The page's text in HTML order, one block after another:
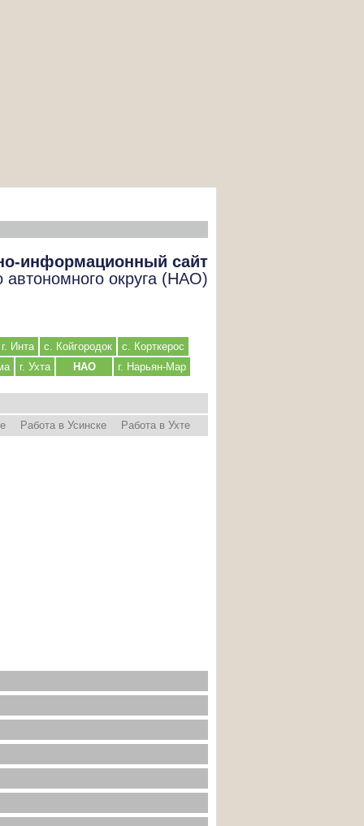
информационный сайт
автономного округа (НАО)
г. Инта с. Койгородок
с. Корткерос
г. Ухта НАО г. Нарьян-Мар
Работа в Усинске Работа в Ухте